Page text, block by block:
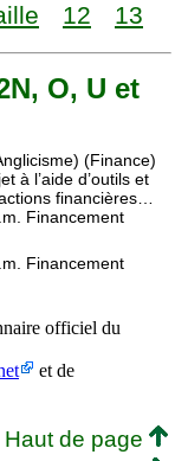
12 13
O, U et
(Finance)
à l’aide d’outils et
financières…
Financement
Financement
officiel du
et de
Haut de page